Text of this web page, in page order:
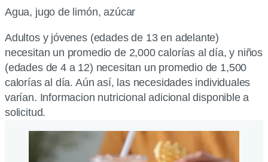
Agua, jugo de limón, azúcar
Adultos y jóvenes (edades de 13 en adelante)
necesitan un promedio de 2,000 calorías al día, y niños
(edades de 4 a 12) necesitan un promedio de 1,500
calorías al día. Aún así, las necesidades individuales
varían. Informacion nutricional adicional disponible a
solicitud.